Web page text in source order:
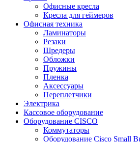
Офисные кресла
Кресла для геймеров
Офисная техника
Ламинаторы
Резаки
Шредеры
Обложки
Пружины
Пленка
Аксессуары
Переплетчики
Электрика
Кассовое оборудование
Оборудование CISCO
Коммутаторы
Оборудование Cisco Small